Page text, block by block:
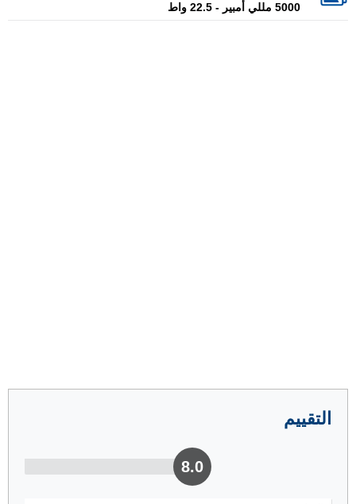
5000 مللي أمبير - 22.5 واط
التقييم
8.0